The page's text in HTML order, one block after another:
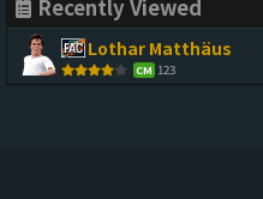
Recently Viewed
Lothar Matthäus
CM 123